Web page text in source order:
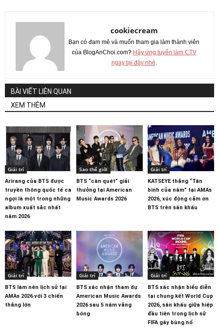
cookiecream
Bạn có đam mê và muốn tham gia làm thành viên
của BlogAnChoi.com? Hãy ứng tuyển làm CTV
ngay tại đây nhé
BÀI VIẾT LIÊN QUAN
XEM THÊM
Giải trí
Arirang của BTS được
truyền thông quốc tế ca
ngợi là một trong những
album xuất sắc nhất
năm 2026
Sao thế giới
BTS “càn quét” giải
thưởng tại American
Music Awards 2026
Giải trí
KATSEYE thắng “Tân
binh của năm” tại AMAs
2026, xúc động cảm ơn
BTS trên sân khấu
Giải trí
BTS làm nên lịch sử tại
AMAs 2026 với 3 chiến
thắng lớn
Giải trí
BTS xác nhận tham dự
American Music Awards
2026 sau 5 năm vắng
bóng
Giải trí
BTS xác nhận biểu diễn
tại chung kết World Cup
2026, sân khấu giữa hiệp
đầu tiên trong lịch sử
FIFA gây bùng nổ